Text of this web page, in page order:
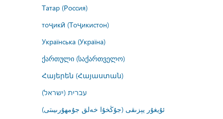
Татар (Россия)
тоҷикӣ (Тоҷикистон)
Українська (Україна)
ქართული (საქართველო)
Հայերեն (Հայաստան)
עברית (ישראל)
ئۇيغۇر يېزىقى (جۇڭخۇا خەلق جۇمھۇرىيىتى)